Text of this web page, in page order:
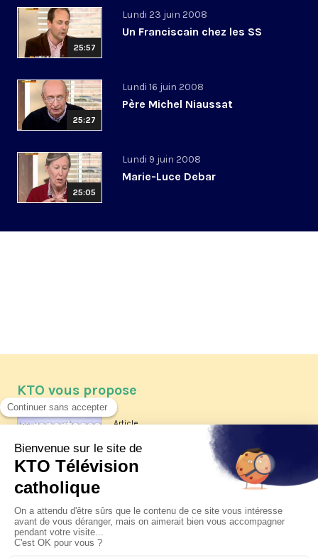
25:57
Lundi 23 juin 2008
Un Franciscain chez les SS
25:27
Lundi 16 juin 2008
Père Michel Niaussat
25:05
Lundi 9 juin 2008
Marie-Luce Debar
KTO vous propose
Article
Les reportages d'été 2026 de KTO
La visite pastorale du pape Léon
XIV à Assise à suivre sur KTO le
jeudi 6 août